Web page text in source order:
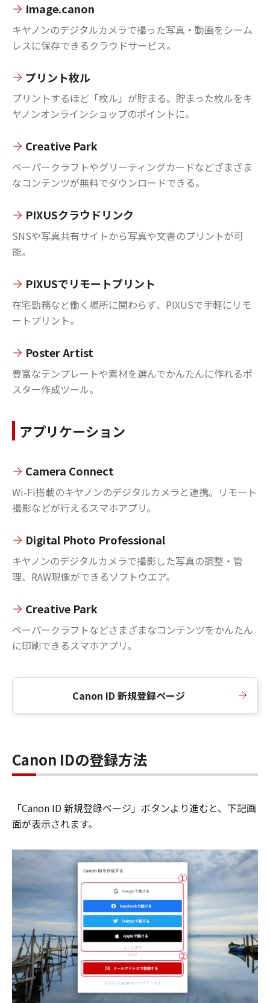
Image.canon
キヤノンのデジタルカメラで撮った写真・動画をシーム
レスに保存できるクラウドサービス。
プリント枚ル
プリントするほど「枚ル」が貯まる。貯まった枚ルをキ
ヤノンオンラインショップのポイントに。
Creative Park
ペーパークラフトやグリーティングカードなどざまざま
なコンテンツが無料でダウンロードできる。
PIXUSクラウドリンク
SNSや写真共有サイトから写真や文書のプリントが可
能。
PIXUSでリモートプリント
在宅勤務など働く場所に関わらず、PIXUSで手軽にリモ
ートプリント。
Poster Artist
豊富なテンプレートや素材を選んでかんたんに作れるポ
スター作成ツール。
アプリケーション
Camera Connect
Wi-Fi搭載のキヤノンのデジタルカメラと連携。リモート
撮影などが行えるスマホアプリ。
Digital Photo Professional
キヤノンのデジタルカメラで撮影した写真の調整・管
理、RAW現像ができるソフトウエア。
Creative Park
ペーパークラフトなどさまざまなコンテンツをかんたん
に印刷できるスマホアプリ。
Canon ID 新規登録ページ
Canon IDの登録方法
「Canon ID 新規登録ページ」ボタンより進むと、下記画
面が表示されます。